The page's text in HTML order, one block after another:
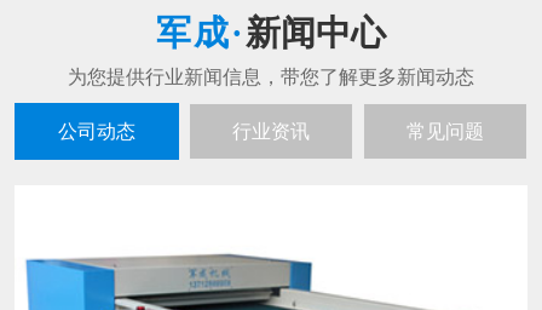
新闻中心
公司动态 行业资讯 常见问题